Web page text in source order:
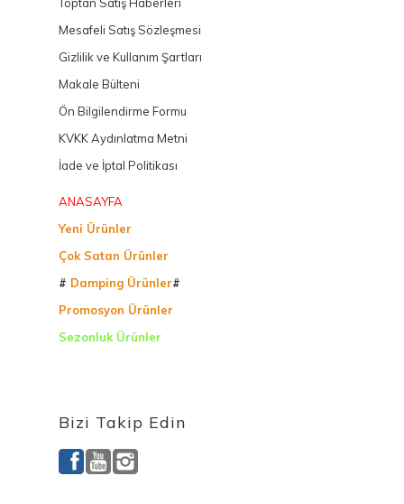
Toptan Satış Haberleri
Mesafeli Satış Sözleşmesi
Gizlilik ve Kullanım Şartları
Makale Bülteni
Ön Bilgilendirme Formu
KVKK Aydınlatma Metni
İade ve İptal Politikası
ANASAYFA
Yeni Ürünler
Çok Satan Ürünler
# Damping Ürünler#
Promosyon Ürünler
Sezonluk Ürünler
Bizi Takip Edin